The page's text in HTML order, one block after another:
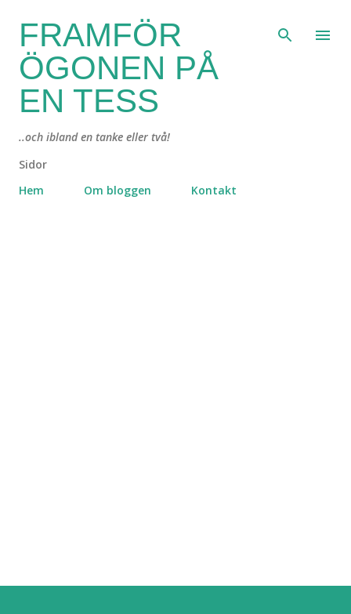
Fortsätt till huvudinnehåll
FRAMFÖR
ÖGONEN PÅ
EN TESS
..och ibland en tanke eller två!
Sidor
Hem
Om bloggen Kontakt